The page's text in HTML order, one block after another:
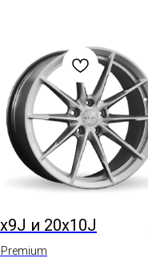
и 20x10J